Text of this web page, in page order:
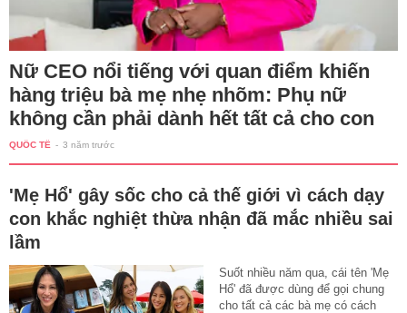
Nữ CEO nổi tiếng với quan điểm khiến
hàng triệu bà mẹ nhẹ nhõm: Phụ nữ
không cần phải dành hết tất cả cho con
QUỐC TẾ - 3 năm trước
'Mẹ Hổ' gây sốc cho cả thế giới vì cách dạy
con khắc nghiệt thừa nhận đã mắc nhiều sai
lầm
Suốt nhiều năm qua, cái tên 'Mẹ
Hổ' đã được dùng để gọi chung
cho tất cả các bà mẹ có cách